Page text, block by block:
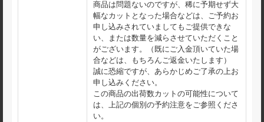
商品は問題ないのですが、稀に予期せず大
幅なカットとなった場合などは、ご予約お
申し込みされていましてもご提供できな
い、または数量を減らさせていただくこと
がございます。（既にご入金頂いていた場
合などは、もちろんご返金いたします）
誠に恐縮ですが、あらかじめご了承の上お
申し込みください。
この商品の出荷数カットの可能性について
は、上記の個別の予約注意をご参照くださ
い。